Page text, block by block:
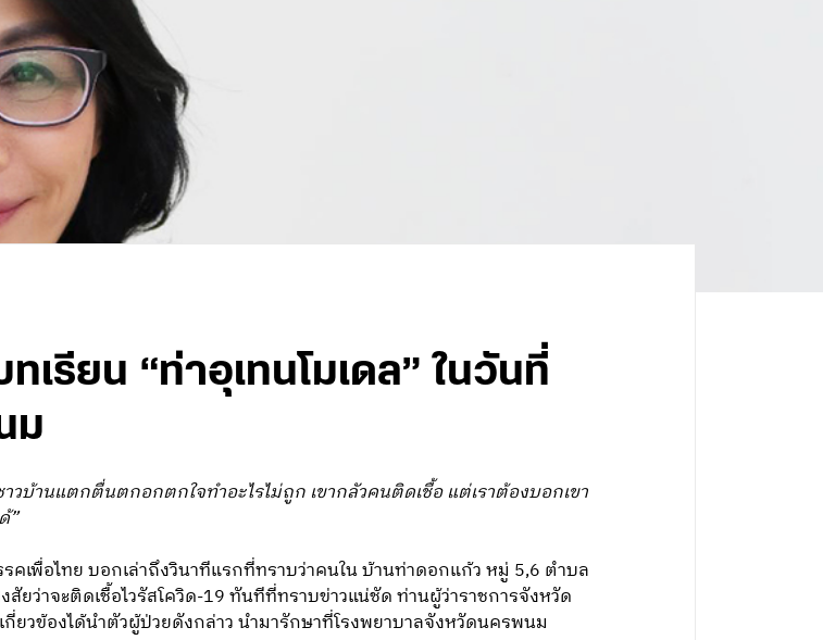
รียน “ท่าอุเทนโมเดล” ในวันที่
ม
บ้านแตกตื่นตกอกตกใจทำอะไรไม่ถูก เขากลัวคนติดเชื้อ แต่เราต้องบอกเขา
”
เพื่อไทย บอกเล่าถึงวินาทีแรกที่ทราบว่าคนใน บ้านท่าดอกแก้ว หมู่ 5,6 ตำบล
ยว่าจะติดเชื้อไวรัสโควิด-19 ทันทีที่ทราบข่าวแน่ชัด ท่านผู้ว่าราชการจังหวัด
ยวข้องได้นำตัวผู้ป่วยดังกล่าว นำมารักษาที่โรงพยาบาลจังหวัดนครพนม